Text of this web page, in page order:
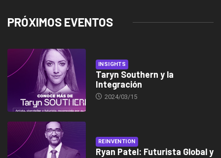
PRÓXIMOS EVENTOS
INSIGHTS
Taryn Southern y la
Integración
2024/03/15
REINVENTION
Ryan Patel: Futurista Global y